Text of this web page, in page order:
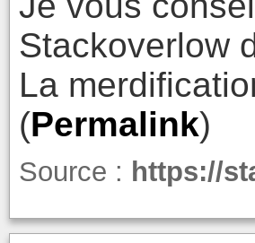
Stackoverlow
La
(Permalink)
Source : https://